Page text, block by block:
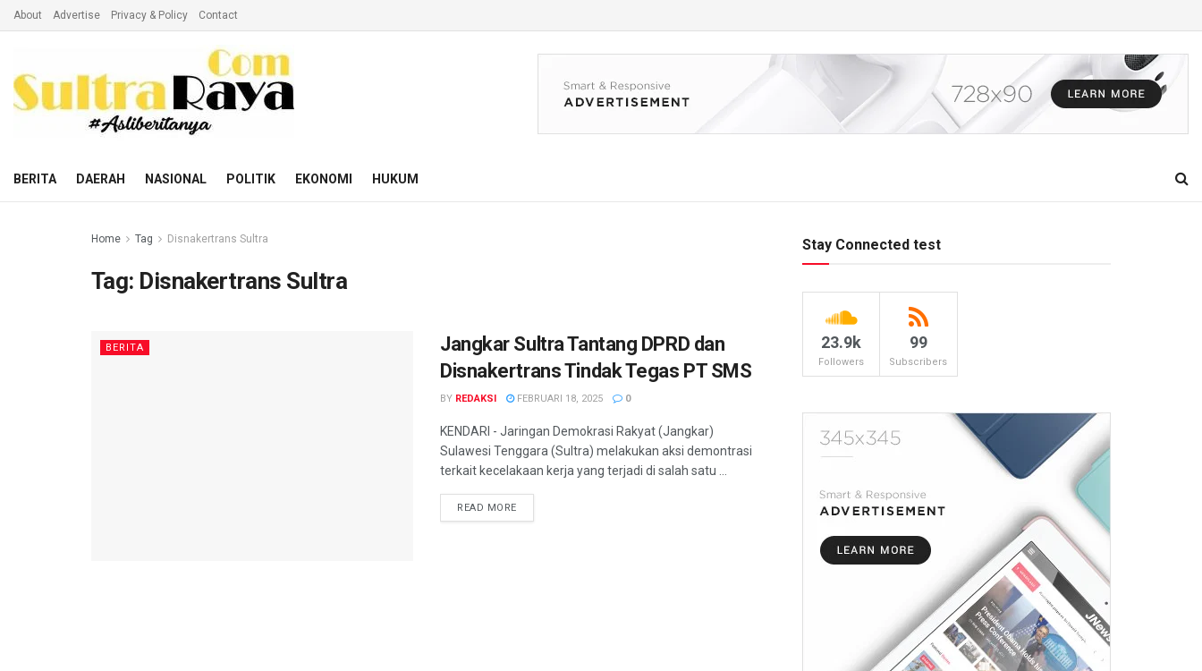
About Advertise Privacy & Policy Contact
BERITA DAERAH NASIONAL POLITIK EKONOMI HUKUM
Home Tag Disnakertrans Sultra
Tag: Disnakertrans Sultra
BERITA
Jangkar Sultra Tantang DPRD dan
Disnakertrans Tindak Tegas PT SMS
BY REDAKSI FEBRUARI 18, 2025 0
KENDARI - Jaringan Demokrasi Rakyat (Jangkar)
Sulawesi Tenggara (Sultra) melakukan aksi demontrasi
terkait kecelakaan kerja yang terjadi di salah satu ...
READ MORE
Stay Connected test
23.9k
Followers
99
Subscribers